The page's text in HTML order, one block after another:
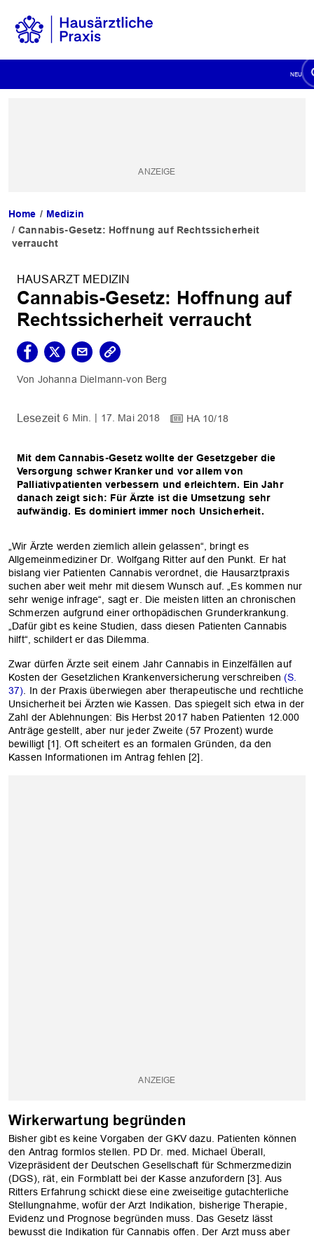
Home
Medizin
Cannabis-Gesetz: Hoffnung auf Rechtssicherheit
verraucht
HAUSARZT MEDIZIN
Cannabis-Gesetz: Hoffnung auf
Rechtssicherheit verraucht
Johanna Dielmann-von Berg
6 Min. 17. Mai 2018 HA 10/18
Mit dem Cannabis-Gesetz wollte der Gesetzgeber die
Versorgung schwer Kranker und vor allem von
Palliativpatienten verbessern und erleichtern. Ein Jahr
danach zeigt sich: Für Ärzte ist die Umsetzung sehr
aufwändig. Es dominiert immer noch Unsicherheit.
„Wir Ärzte werden ziemlich allein gelassen“, bringt es
Allgemeinmediziner Dr. Wolfgang Ritter auf den Punkt. Er hat
bislang vier Patienten Cannabis verordnet, die Hausarztpraxis
suchen aber weit mehr mit diesem Wunsch auf. „Es kommen nur
sehr wenige infrage“, sagt er. Die meisten litten an chro­nischen
Schmerzen aufgrund einer ortho­pädischen Grunderkrankung.
„Dafür gibt es keine Studien, dass diesen Patienten Cannabis
hilft“, schildert er das Dilemma.
Zwar dürfen Ärzte seit einem Jahr Cannabis in Einzelfällen auf
Kosten der Gesetzlichen Krankenversicherung verschreiben(S.
37) . In der Praxis überwiegen aber therapeutische und rechtliche
Unsicherheit bei Ärzten wie Kassen. Das spiegelt sich etwa in der
Zahl der Ablehnungen: Bis Herbst 2017 haben Pati­enten 12.000
Anträge gestellt, aber nur jeder Zweite (57 Prozent) wurde
bewilligt [1]. Oft scheitert es an formalen Gründen, da den
Kassen Informationen im Antrag fehlen [2].
Wirkerwartung begründen
Bisher gibt es keine Vorgaben der GKV dazu. Patienten können
den Antrag formlos stel­len. PD Dr. med. Michael Überall,
Vizepräsident der Deutschen Gesellschaft für Schmerzmedizin
(DGS), rät, ein Formblatt bei der Kasse anzufordern [3]. Aus
Ritters Erfahrung schickt diese eine zweiseitige gutachterliche
Stellungnahme, wofür der Arzt Indikation, bisherige Therapie,
Evidenz und Prognose begründen muss. Das Gesetz lässt
bewusst die Indikation für Cannabis offen. Der Arzt muss aber